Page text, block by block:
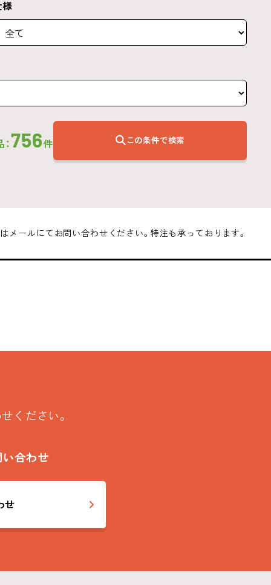
様
756件 この条件で検索
ールにてお問い合わせください。特注も承っております。
ください。
い合わせ
せ